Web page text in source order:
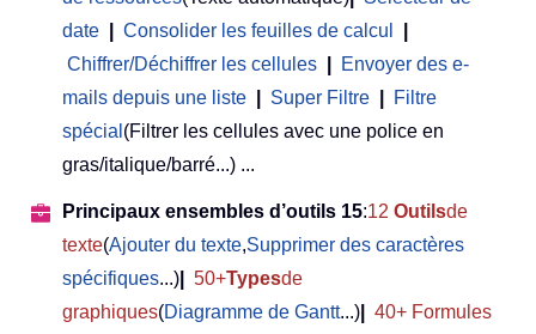
date
Consolider les feuilles de calcul
Chiffrer/Déchiffrer les cellules
Envoyer des e-
mails depuis une liste
Super Filtre
Filtre
spécial (Filtrer les cellules avec une police en
gras/italique/barré...) ...
Principaux ensembles d’outils 15:12 Outilsde
texte(Ajouter du texte,Supprimer des caractères
spécifiques...) 50+Typesde
graphiques(Diagramme de Gantt...)
40+ Formules